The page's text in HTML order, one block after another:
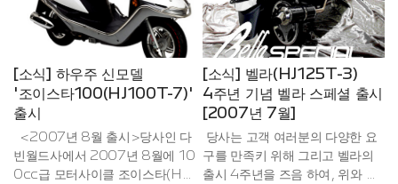
(HJ110-2)는 최고 성능의 강력한
자동 4단 엔진을 탑재하고 있으
며, 유연한 핸들링과 더불어 인체
공학적으로 개발된 시트를 내장하
고 있으며, 전반...
[소식] 하우주 신모델
'조이스타100(HJ100T-7)'
출시
<2007년 8월 출시>당사인 다
빈월드사에서 2007년 8월에 10
0cc급 모터사이클 조이스타(HJ1
[소식] 벨라(HJ125T-3)
4주년 기념 벨라 스페셜 출시
[2007년 7월]
당사는 고객 여러분의 다양한 요
구를 만족키 위해 그리고 벨라의
출시 4주년을 즈음 하여, 위와 같